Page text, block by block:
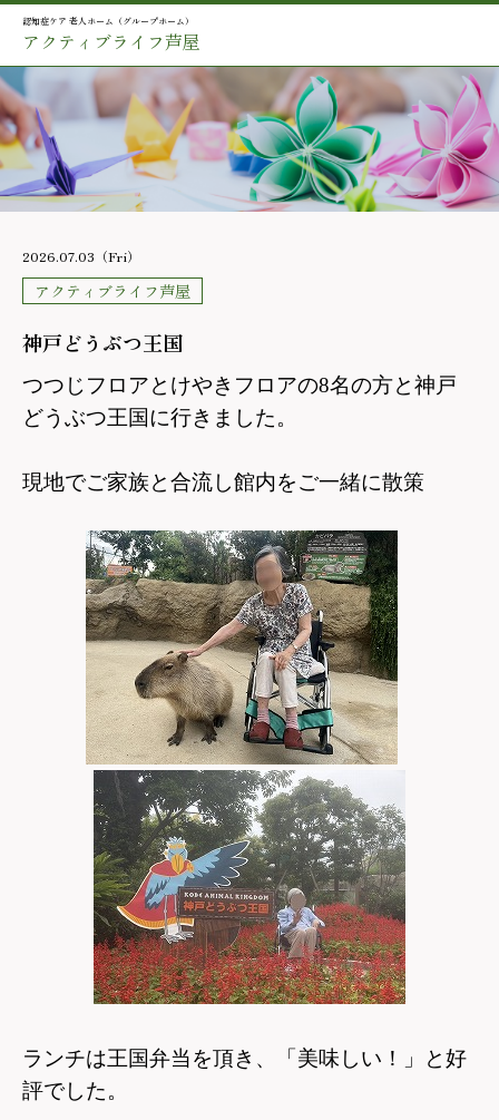
認知症ケア 老人ホーム（グループホーム）
アクティブライフ芦屋
2026.07.03（Fri）
アクティブライフ芦屋
神戸どうぶつ王国
つつじフロアとけやきフロアの8名の方と神戸
どうぶつ王国に行きました。
現地でご家族と合流し館内をご一緒に散策
ランチは王国弁当を頂き、「美味しい！」と好
評でした。